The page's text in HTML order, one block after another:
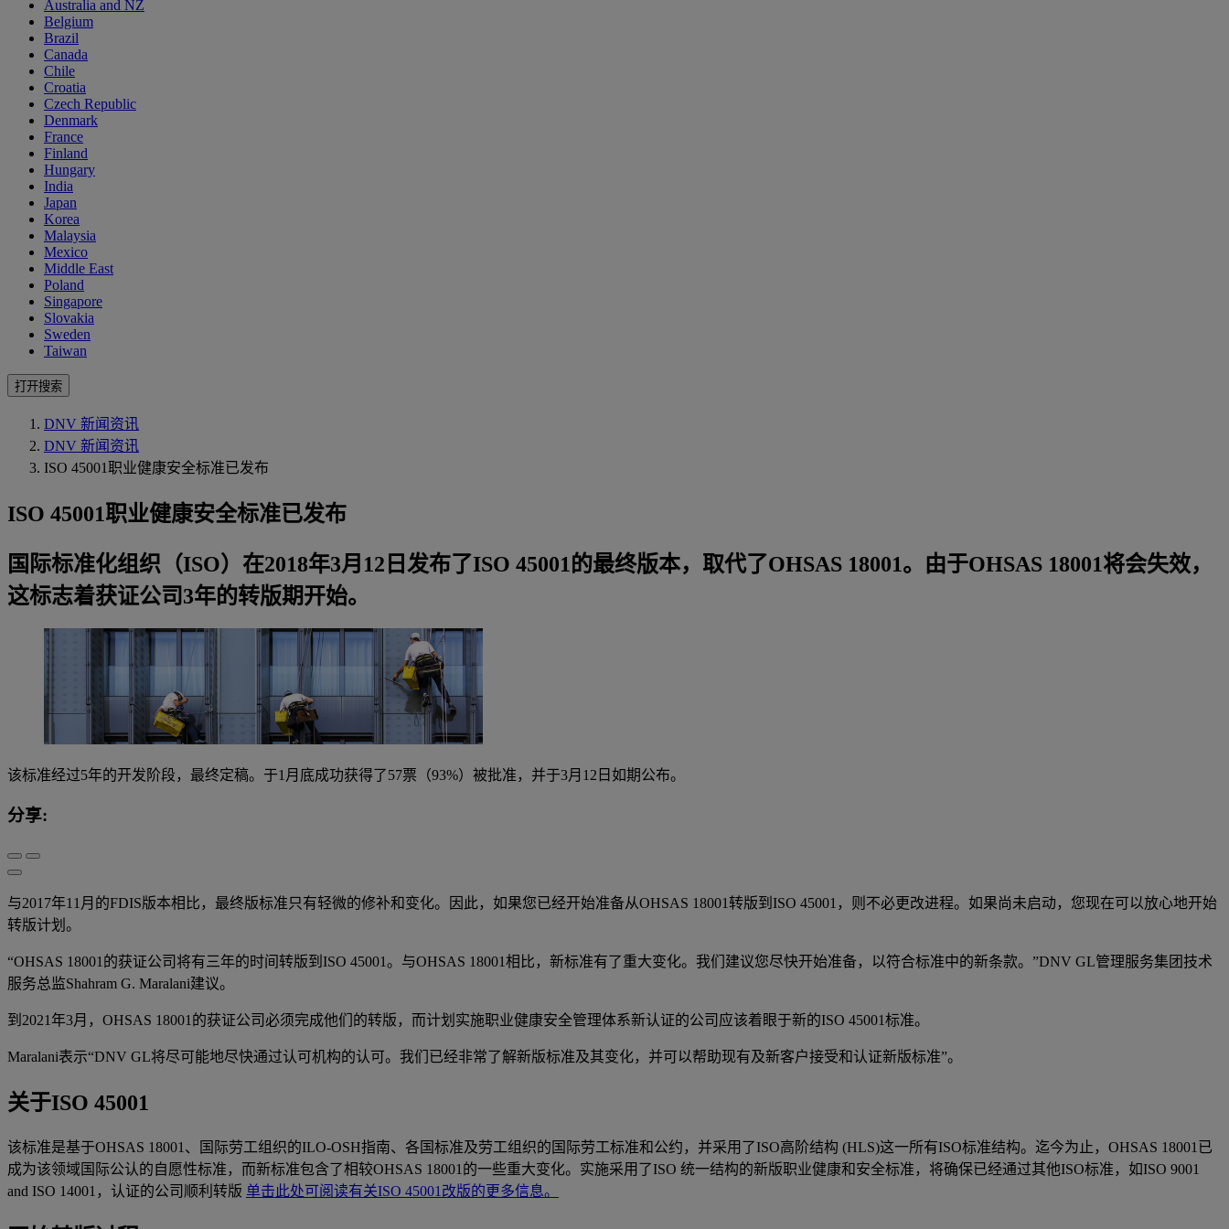
Australia and NZ
Belgium
Brazil
Canada
Chile
Croatia
Czech Republic
Denmark
France
Finland
Hungary
India
Japan
Korea
Malaysia
Mexico
Middle East
Poland
Singapore
Slovakia
Sweden
Taiwan
打开搜索
DNV 新闻资讯
DNV 新闻资讯
ISO 45001职业健康安全标准已发布
ISO 45001职业健康安全标准已发布
国际标准化组织（ISO）在2018年3月12日发布了ISO 45001的最终版本，取代了OHSAS 18001。由于OHSAS 18001将会失效，
这标志着获证公司3年的转版期开始。
该标准经过5年的开发阶段，最终定稿。于1月底成功获得了57票（93%）被批准，并于3月12日如期公布。
分享:
与2017年11月的FDIS版本相比，最终版标准只有轻微的修补和变化。因此，如果您已经开始准备从OHSAS 18001转版到ISO 45001，则不必更改进程。如果尚未启动，您现在可以放心地开始
转版计划。
“OHSAS 18001的获证公司将有三年的时间转版到ISO 45001。与OHSAS 18001相比，新标准有了重大变化。我们建议您尽快开始准备，以符合标准中的新条款。”DNV GL管理服务集团技术
服务总监Shahram G. Maralani建议。
到2021年3月，OHSAS 18001的获证公司必须完成他们的转版，而计划实施职业健康安全管理体系新认证的公司应该着眼于新的ISO 45001标准。
Maralani表示“DNV GL将尽可能地尽快通过认可机构的认可。我们已经非常了解新版标准及其变化，并可以帮助现有及新客户接受和认证新版标准”。
关于ISO 45001
该标准是基于OHSAS 18001、国际劳工组织的ILO-OSH指南、各国标准及劳工组织的国际劳工标准和公约，并采用了ISO高阶结构 (HLS)这一所有ISO标准结构。迄今为止，OHSAS 18001已
成为该领域国际公认的自愿性标准，而新标准包含了相较OHSAS 18001的一些重大变化。实施采用了ISO 统一结构的新版职业健康和安全标准，将确保已经通过其他ISO标准，如ISO 9001
and ISO 14001，认证的公司顺利转版 单击此处可阅读有关ISO 45001改版的更多信息。